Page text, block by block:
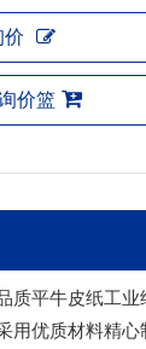
价篮
质平牛皮纸工
用优质材料精